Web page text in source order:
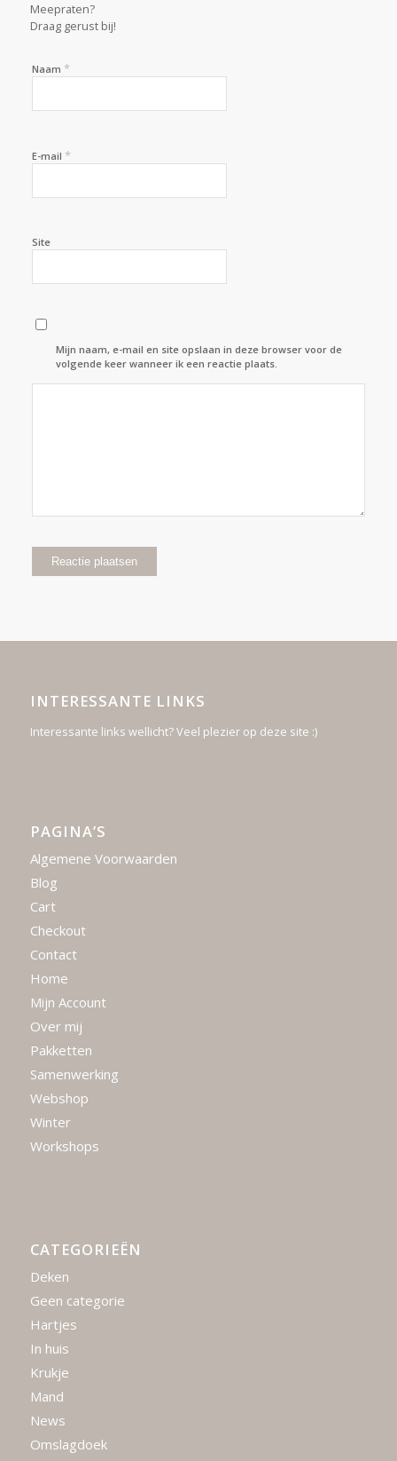
Meepraten?
Draag gerust bij!
Naam *
E-mail *
Site
Mijn naam, e-mail en site opslaan in deze browser voor de
volgende keer wanneer ik een reactie plaats.
INTERESSANTE LINKS
Interessante links wellicht? Veel plezier op deze site :)
PAGINA’S
Algemene Voorwaarden
Blog
Cart
Checkout
Contact
Home
Mijn Account
Over mij
Pakketten
Samenwerking
Webshop
Winter
Workshops
CATEGORIEËN
Deken
Geen categorie
Hartjes
In huis
Krukje
Mand
News
Omslagdoek